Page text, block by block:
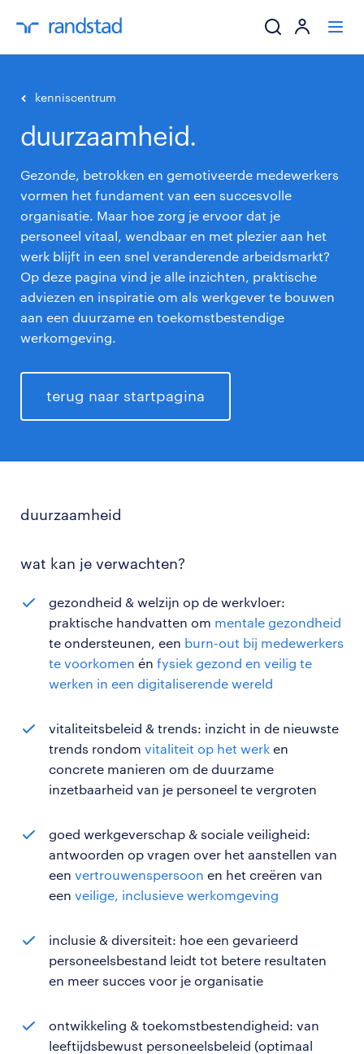
mijn carrière
over randstad
kenniscentrum
duurzaamheid.
Gezonde, betrokken en gemotiveerde medewerkers
vormen het fundament van een succesvolle
organisatie. Maar hoe zorg je ervoor dat je
personeel vitaal, wendbaar en met plezier aan het
werk blijft in een snel veranderende arbeidsmarkt?
Op deze pagina vind je alle inzichten, praktische
adviezen en inspiratie om als werkgever te bouwen
aan een duurzame en toekomstbestendige
werkomgeving.
terug naar startpagina
duurzaamheid
wat kan je verwachten?
gezondheid & welzijn op de werkvloer:
praktische handvatten om mentale gezondheid
te ondersteunen, een burn-out bij medewerkers
te voorkomen én fysiek gezond en veilig te
werken in een digitaliserende wereld
vitaliteitsbeleid & trends: inzicht in de nieuwste
trends rondom vitaliteit op het werk en
concrete manieren om de duurzame
inzetbaarheid van je personeel te vergroten
goed werkgeverschap & sociale veiligheid:
antwoorden op vragen over het aanstellen van
een vertrouwenspersoon en het creëren van
een veilige, inclusieve werkomgeving
inclusie & diversiteit: hoe een gevarieerd
personeelsbestand leidt tot betere resultaten
en meer succes voor je organisatie
ontwikkeling & toekomstbestendigheid: van
leeftijdsbewust personeelsbeleid (optimaal